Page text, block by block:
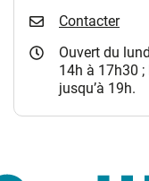
Contacter
Ouvert du
14h à 17h30 ;
jusqu’à 19h.